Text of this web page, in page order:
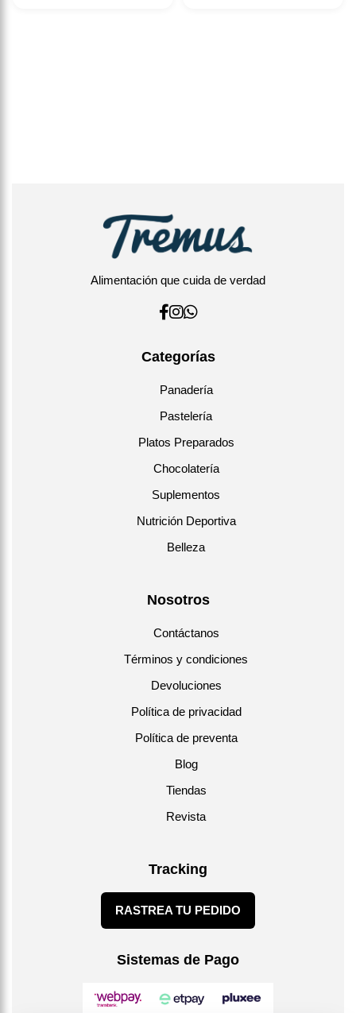
Alimentación que cuida de verdad
Categorías
Panadería
Pastelería
Platos Preparados
Chocolatería
Suplementos
Nutrición Deportiva
Belleza
Nosotros
Contáctanos
Términos y condiciones
Devoluciones
Política de privacidad
Política de preventa
Blog
Tiendas
Revista
Tracking
RASTREA TU PEDIDO
Sistemas de Pago